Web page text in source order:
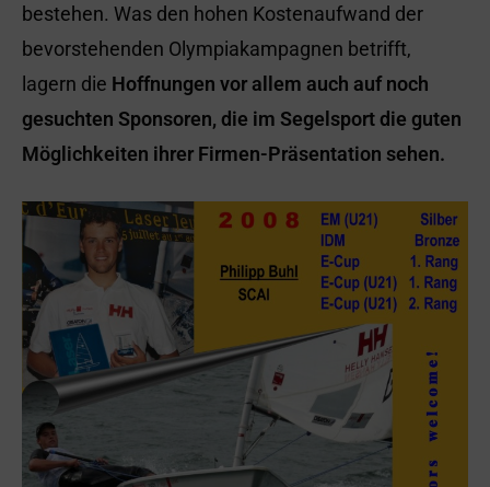
bestehen. Was den hohen Kostenaufwand der
bevorstehenden Olympiakampagnen betrifft,
lagern die Hoffnungen vor allem auch auf noch
gesuchten Sponsoren, die im Segelsport die guten
Möglichkeiten ihrer Firmen-Präsentation sehen.